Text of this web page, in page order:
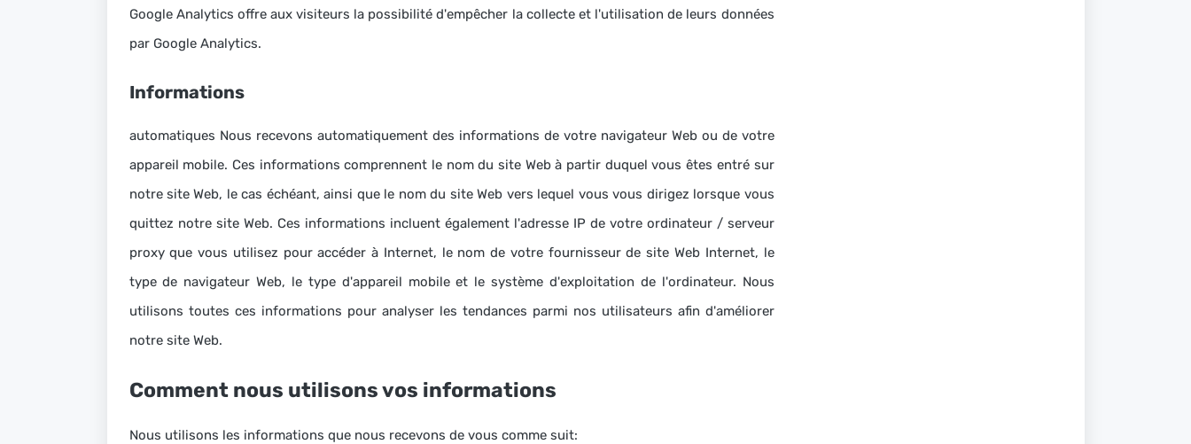
Google Analytics offre aux visiteurs la possibilité d'empêcher la collecte et l'utilisation de leurs données
par Google Analytics.
Informations
automatiques Nous recevons automatiquement des informations de votre navigateur Web ou de votre
appareil mobile. Ces informations comprennent le nom du site Web à partir duquel vous êtes entré sur
notre site Web, le cas échéant, ainsi que le nom du site Web vers lequel vous vous dirigez lorsque vous
quittez notre site Web. Ces informations incluent également l'adresse IP de votre ordinateur / serveur
proxy que vous utilisez pour accéder à Internet, le nom de votre fournisseur de site Web Internet, le
type de navigateur Web, le type d'appareil mobile et le système d'exploitation de l'ordinateur. Nous
utilisons toutes ces informations pour analyser les tendances parmi nos utilisateurs afin d'améliorer
notre site Web.
Comment nous utilisons vos informations
Nous utilisons les informations que nous recevons de vous comme suit: